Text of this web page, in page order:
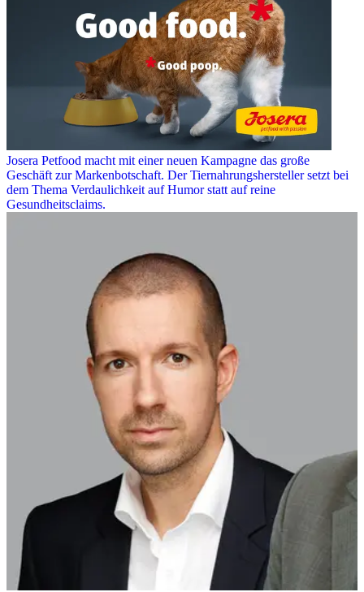
Josera Petfood macht mit einer neuen Kampagne das große
Geschäft zur Markenbotschaft. Der Tiernahrungshersteller setzt bei
dem Thema Verdaulichkeit auf Humor statt auf reine
Gesundheitsclaims.